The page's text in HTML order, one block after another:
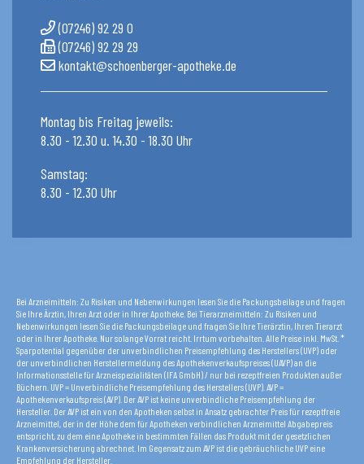
(07246) 92 29 0
(07246) 92 29 29
kontakt@schoenberger-apotheke.de
Montag bis Freitag jeweils:
8.30 - 12.30 u. 14.30 - 18.30 Uhr
Samstag:
8.30 - 12.30 Uhr
Bei Arzneimitteln: Zu Risiken und Nebenwirkungen lesen Sie die Packungsbeilage und fragen
Sie Ihre Ärztin, Ihren Arzt oder in Ihrer Apotheke. Bei Tierarzneimitteln: Zu Risiken und
Nebenwirkungen lesen Sie die Packungsbeilage und fragen Sie Ihre Tierärztin, Ihren Tierarzt
oder in Ihrer Apotheke. Nur solange Vorrat reicht. Irrtum vorbehalten. Alle Preise inkl. MwSt. *
Sparpotential gegenüber der unverbindlichen Preisempfehlung des Herstellers (UVP) oder
der unverbindlichen Herstellermeldung des Apothekenverkaufspreises (UAVP) an die
Informationsstelle für Arzneispezialitäten (IFA GmbH) / nur bei rezeptfreien Produkten außer
Büchern. UVP = Unverbindliche Preisempfehlung des Herstellers (UVP). AVP =
Apothekenverkaufspreis (AVP). Der AVP ist keine unverbindliche Preisempfehlung der
Hersteller. Der AVP ist ein von den Apotheken selbst in Ansatz gebrachter Preis für rezeptfreie
Arzneimittel, der in der Höhe dem für Apotheken verbindlichen Arzneimittel Abgabepreis
entspricht, zu dem eine Apotheke in bestimmten Fällen das Produkt mit der gesetzlichen
Krankenversicherung abrechnet. Im Gegensatz zum AVP ist die gebräuchliche UVP eine
Empfehlung der Hersteller.